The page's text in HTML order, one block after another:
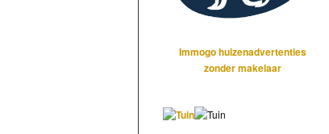
Immogo huizenadvertenties
zonder makelaar